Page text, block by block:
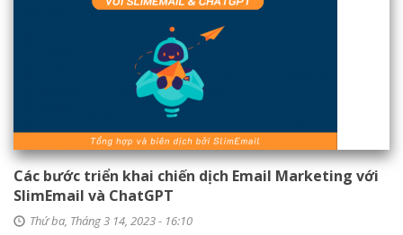
Các bước triển khai chiến dịch Email Marketing với
SlimEmail và ChatGPT
Thứ ba, Tháng 3 14, 2023 - 16:10